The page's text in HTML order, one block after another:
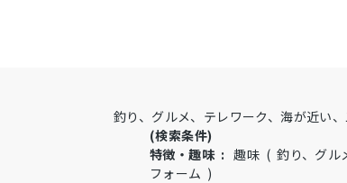
釣り、グルメ、テレワーク、海が近い
(検索条件)
特徴・趣味 :趣味 ( 釣り、グ
フォーム )